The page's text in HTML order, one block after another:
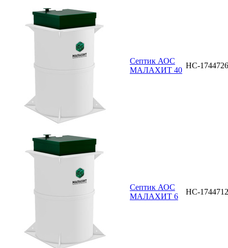
Септик АОС
МАЛАХИТ 40
НС-1744726
Септик АОС
МАЛАХИТ 6
НС-1744712